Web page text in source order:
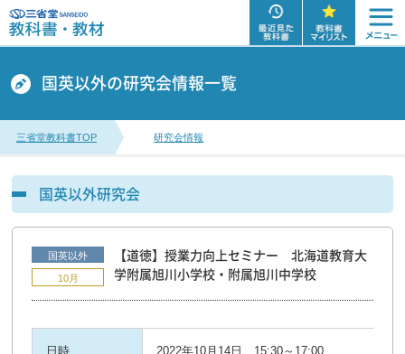
国英以外の研究会情報一覧
三省堂教科書TOP 研究会情報
国英以外研究会
国英以外
10月
【道徳】授業力向上セミナー 北海道教育大
学附属旭川小学校・附属旭川中学校
日時 2022年10月14日 15:30～17:00